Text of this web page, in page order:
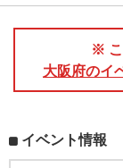
※ こ
大阪府のイ
イベント情報